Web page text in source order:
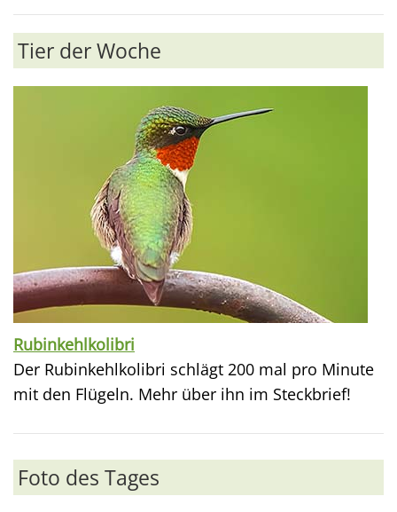
Tier der Woche
Rubinkehlkolibri
Der Rubinkehlkolibri schlägt 200 mal pro Minute
mit den Flügeln. Mehr über ihn im Steckbrief!
Foto des Tages